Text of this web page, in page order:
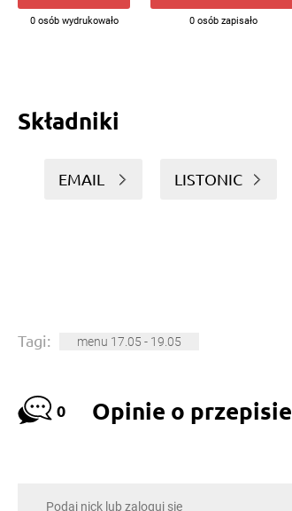
0 osób wydrukowało 0 osób zapisało
Składniki
EMAIL LISTONIC
Tagi: menu 17.05 - 19.05
0 Opinie o przepisie